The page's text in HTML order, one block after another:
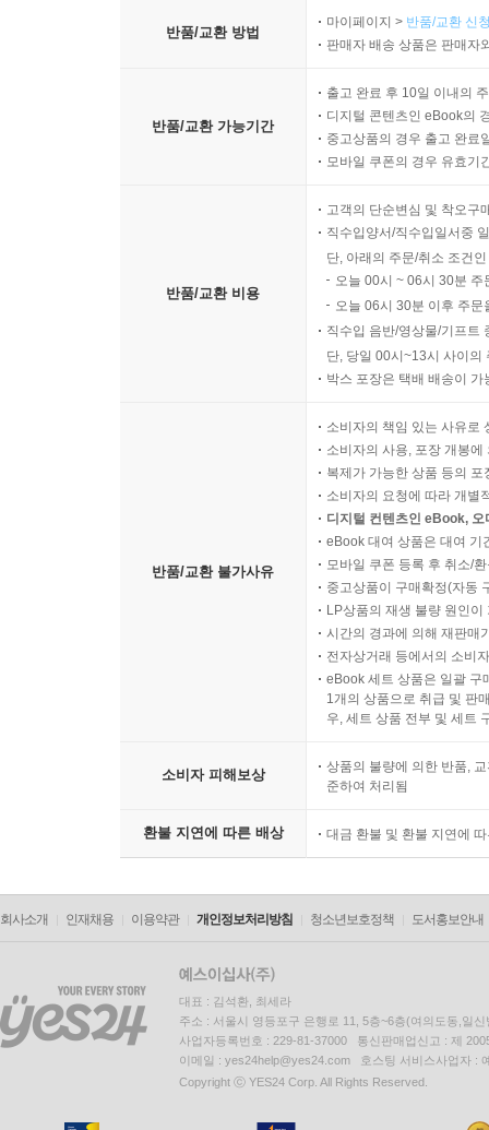
『마더와이즈 지혜』 편을 마친 당신을 주님의 이
『마더와이즈 지혜』 평가서 _ 374
반품/교환 방법
마이페이지 > 반품/교환 신
판매자 배송 상품은 판매자
반품/교환 가능기간
출고 완료 후 10일 이내의
디지털 콘텐츠인 eBook의
중고상품의 경우 출고 완료
모바일 쿠폰의 경우 유효기
반품/교환 비용
고객의 단순변심 및 착오구
직수입양서/직수입일서중
단, 아래의 주문/취소 조건
오늘 00시 ~ 06시 30분
오늘 06시 30분 이후 주
직수입 음반/영상물/기프트
단, 당일 00시~13시 사이의
박스 포장은 택배 배송이
반품/교환 불가사유
소비자의 책임 있는 사유로
소비자의 사용, 포장 개봉
복제가 가능한 상품 등의
소비자의 요청에 따라 개별
디지털 컨텐츠인 eBook,
eBook 대여 상품은 대여 기
모바일 쿠폰 등록 후 취소/
중고상품이 구매확정(자동
LP상품의 재생 불량 원인
시간의 경과에 의해 재판매
전자상거래 등에서의 소비
eBook 세트 상품은 일괄 구
1개의 상품으로 취급 및 판
우, 세트 상품 전부 및 세트
소비자 피해보상
상품의 불량에 의한 반품,
준하여 처리됨
환불 지연에 따른 배상 대금 환불 및 환불 지연에
회사소개 인재채용 이용약관 개인정보처리방침 청소년보호정책 도서홍보안내
대표 : 김석환, 최세라
주소 : 서울시 영등포구 은행로 11, 5층~6층(여의도동,일신
사업자등록번호 : 229-81-37000 통신판매업신고 : 제
이메일 : yes24help@yes24.com 호스팅 서비스사업자 :
Copyright ⓒ YES24 Corp. All Rights Reserved.